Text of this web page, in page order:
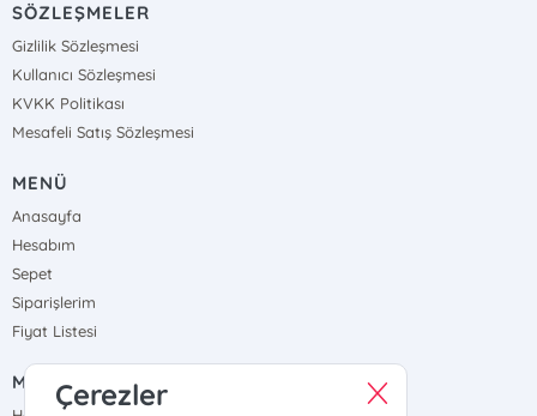
SÖZLEŞMELER
Gizlilik Sözleşmesi
Kullanıcı Sözleşmesi
KVKK Politikası
Mesafeli Satış Sözleşmesi
MENÜ
Anasayfa
Hesabım
Sepet
Siparişlerim
Fiyat Listesi
MÜŞTERİ HİZMETLERİ
Çerezler